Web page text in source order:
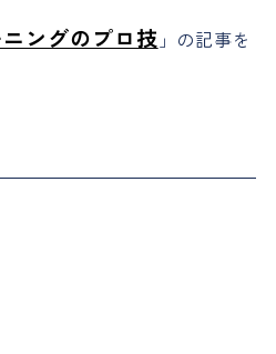
ングのプロ技 」の記事を